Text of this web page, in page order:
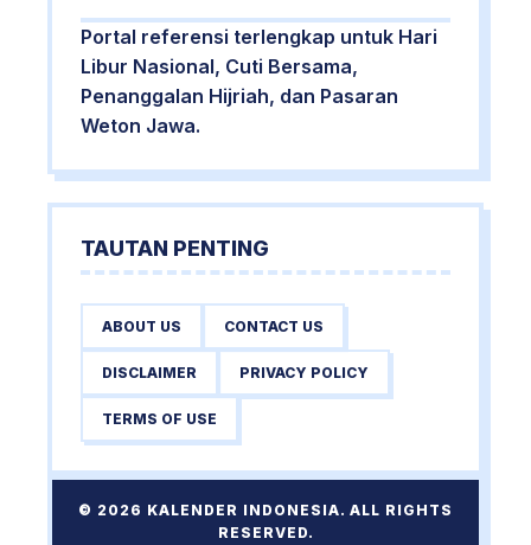
Portal referensi terlengkap untuk Hari
Libur Nasional, Cuti Bersama,
Penanggalan Hijriah, dan Pasaran
Weton Jawa.
TAUTAN PENTING
ABOUT US CONTACT US
DISCLAIMER PRIVACY POLICY
TERMS OF USE
© 2026 KALENDER INDONESIA. ALL RIGHTS
RESERVED.